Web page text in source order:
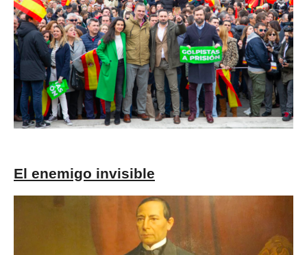
El enemigo invisible